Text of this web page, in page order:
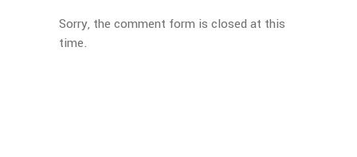
Sorry, the comment form is closed at this
time.